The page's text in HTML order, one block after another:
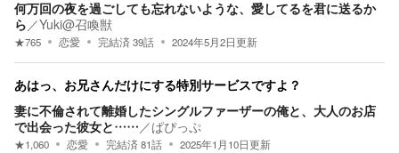
何万回の夜を過ごしても忘れないような、愛してるを君に送るか
ら／Yuki@召喚獣
★765 恋愛 完結済39話 2024年5月2日更新
あはっ、お兄さんだけにする特別サービスですよ？
妻に不倫されて離婚したシングルファーザーの俺と、大人のお店
で出会った彼女と……／ぱぴっぷ
★1,060 恋愛 完結済81話 2025年1月10日更新